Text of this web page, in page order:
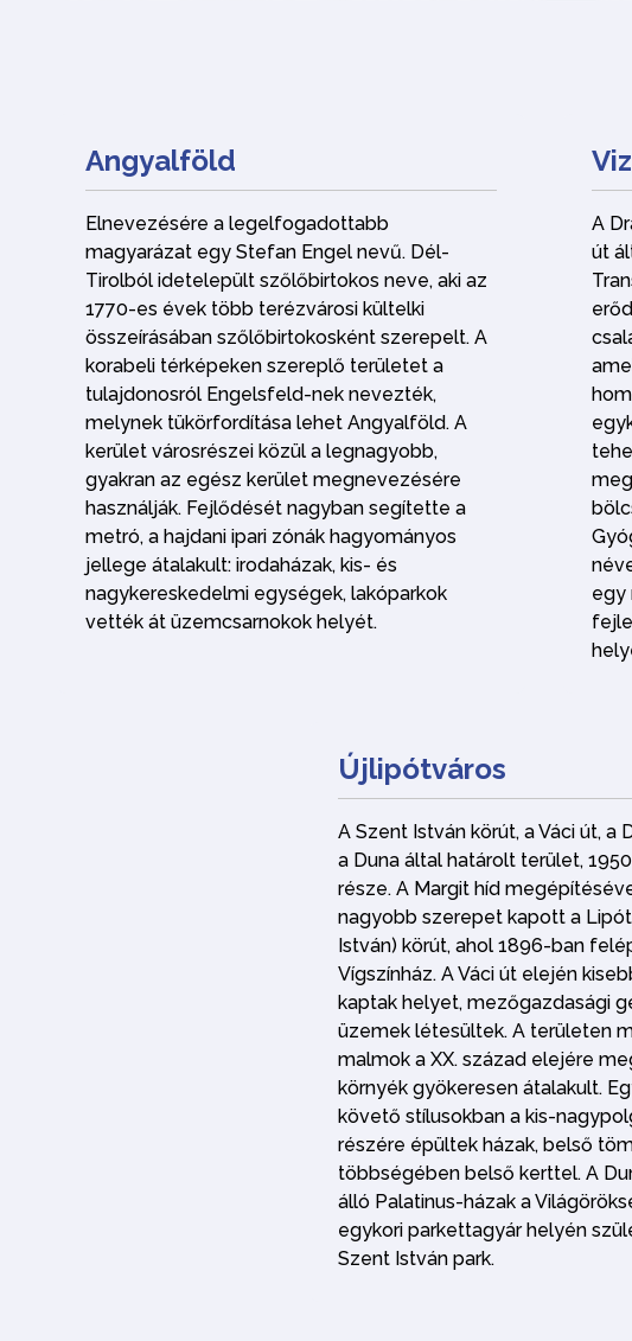
Angyalföld
Elnevezésére a legelfogadottabb
magyarázat egy Stefan Engel nevű. Dél-
Tirolból idetelepült szőlőbirtokos neve, aki az
1770-es évek több terézvárosi kültelki
összeírásában szőlőbirtokosként szerepelt. A
korabeli térképeken szereplő területet a
tulajdonosról Engelsfeld-nek nevezték,
melynek tükörfordítása lehet Angyalföld. A
kerület városrészei közül a legnagyobb,
gyakran az egész kerület megnevezésére
használják. Fejlődését nagyban segítette a
metró, a hajdani ipari zónák hagyományos
jellege átalakult: irodaházak, kis- és
nagykereskedelmi egységek, lakóparkok
vették át üzemcsarnokok helyét.
A
út
egy
Újlipótváros
A Szent István körút, a Váci út, a
a Duna által határolt terület,
része. A Margit híd
nagyobb szerepet kapott a
István) körút, ahol 1896-ban
Vígszínház. A Váci út elején
kaptak helyet, mezőgazdasági
üzemek létesültek. A területen
malmok a XX. század elejére
környék gyökeresen átalakult.
követő stílusokban a kis-
részére épültek házak, belső
többségében belső kerttel. A
álló Palatinus-házak a
egykori parkettagyár helyén
Szent István park.